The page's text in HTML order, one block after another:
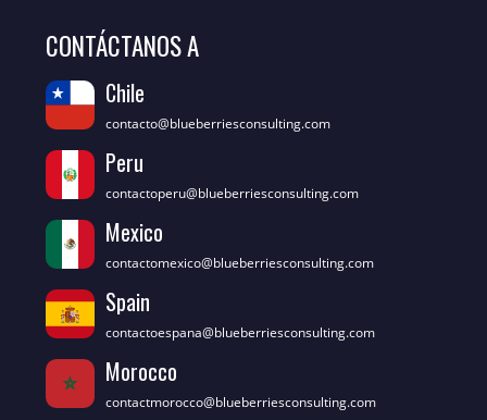
CONTÁCTANOS A
Chile
contacto@blueberriesconsulting.com
Peru
contactoperu@blueberriesconsulting.com
Mexico
contactomexico@blueberriesconsulting.com
Spain
contactoespana@blueberriesconsulting.com
Morocco
contactmorocco@blueberriesconsulting.com